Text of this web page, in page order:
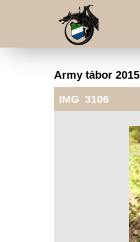
Army tábor 2015
IMG_3106